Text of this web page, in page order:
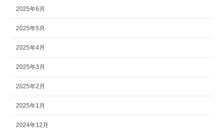
2025年6月
2025年5月
2025年4月
2025年3月
2025年2月
2025年1月
2024年12月